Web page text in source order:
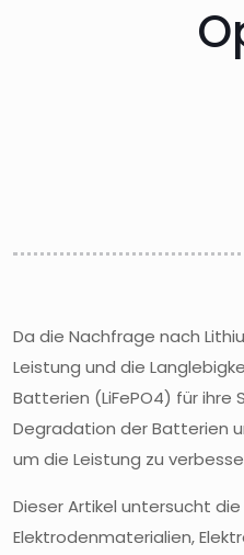
Da die Nachfrage nach
Leistung und die
Batterien (LiFePO4) für
Degradation der Batterien
um die Leistung zu
Dieser Artikel untersucht
Elektrodenmaterialien,